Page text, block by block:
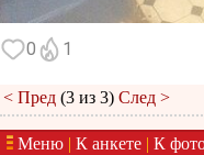
0 1
< Пред (3 из 3) След >
Меню | К анкете | К